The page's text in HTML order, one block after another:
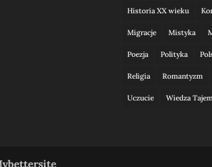
Historia XX wieku
Migracje Mistyka
Poezja Polityka
Religia Romantyzm
Uczucie Wiedza